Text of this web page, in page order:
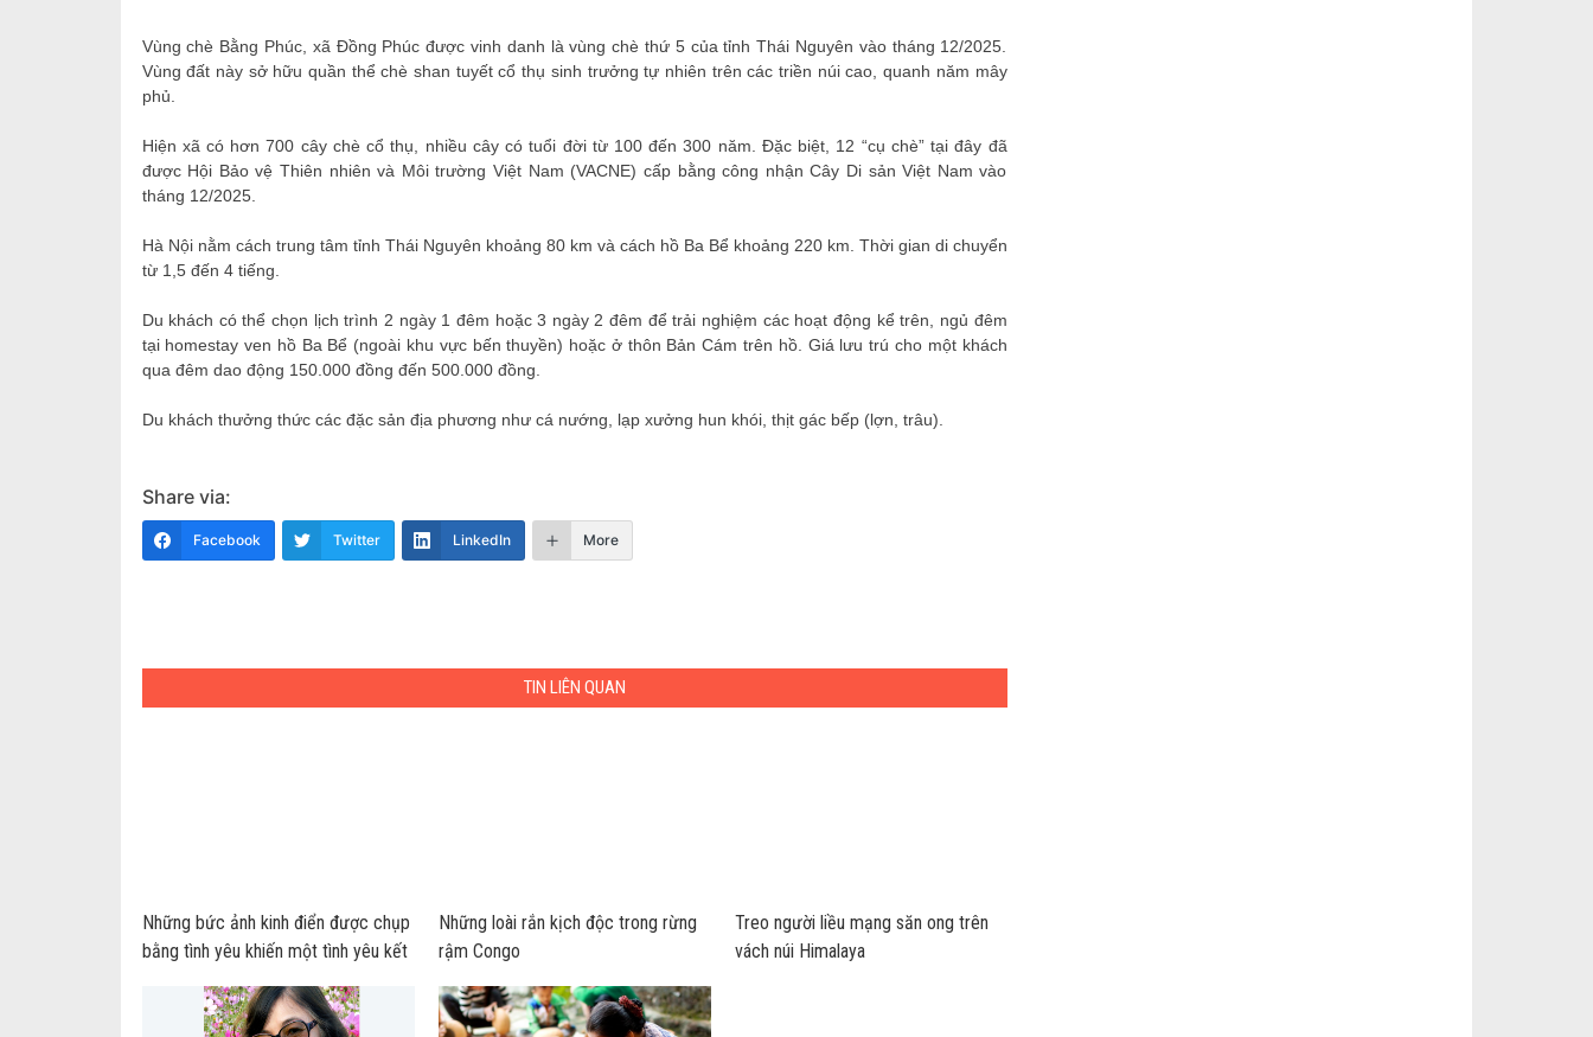
Vùng chè Bằng Phúc, xã Đồng Phúc được vinh danh là vùng chè thứ 5 của tỉnh Thái Nguyên vào tháng 12/2025.
Vùng đất này sở hữu quần thể chè shan tuyết cổ thụ sinh trưởng tự nhiên trên các triền núi cao, quanh năm mây
phủ.
Hiện xã có hơn 700 cây chè cổ thụ, nhiều cây có tuổi đời từ 100 đến 300 năm. Đặc biệt, 12 “cụ chè” tại đây đã
được Hội Bảo vệ Thiên nhiên và Môi trường Việt Nam (VACNE) cấp bằng công nhận Cây Di sản Việt Nam vào
tháng 12/2025.
Hà Nội nằm cách trung tâm tỉnh Thái Nguyên khoảng 80 km và cách hồ Ba Bể khoảng 220 km. Thời gian di chuyển
từ 1,5 đến 4 tiếng.
Du khách có thể chọn lịch trình 2 ngày 1 đêm hoặc 3 ngày 2 đêm để trải nghiệm các hoạt động kể trên, ngủ đêm
tại homestay ven hồ Ba Bể (ngoài khu vực bến thuyền) hoặc ở thôn Bản Cám trên hồ. Giá lưu trú cho một khách
qua đêm dao động 150.000 đồng đến 500.000 đồng.
Du khách thưởng thức các đặc sản địa phương như cá nướng, lạp xưởng hun khói, thịt gác bếp (lợn, trâu).
Share via:
Facebook Twitter LinkedIn More
TIN LIÊN QUAN
Những bức ảnh kinh điển được chụp
bằng tình yêu khiến một tình yêu kết
Những loài rắn kịch độc trong rừng
rậm Congo
Treo người liều mạng săn ong trên
vách núi Himalaya